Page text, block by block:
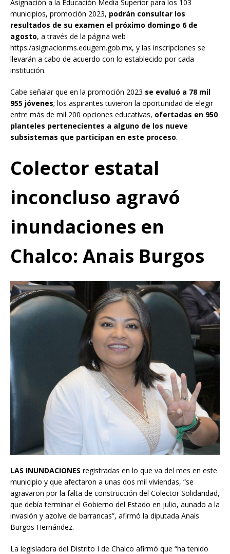
Asignación a la Educación Media Superior para los 103
municipios, promoción 2023, podrán consultar los
resultados de su examen el próximo domingo 6 de
agosto, a través de la página web
https:/asignacionms.edugem.gob.mx, y las inscripciones se
llevarán a cabo de acuerdo con lo establecido por cada
institución.
Cabe señalar que en la promoción 2023 se evaluó a 78 mil
955 jóvenes; los aspirantes tuvieron la oportunidad de elegir
entre más de mil 200 opciones educativas, ofertadas en 950
planteles pertenecientes a alguno de los nueve
subsistemas que participan en este proceso.
Colector estatal
inconcluso agravó
inundaciones en
Chalco: Anais Burgos
LAS INUNDACIONES registradas en lo que va del mes en este
municipio y que afectaron a unas dos mil viviendas, “se
agravaron por la falta de construcción del Colector Solidaridad,
que debía terminar el Gobierno del Estado en julio, aunado a la
invasión y azolve de barrancas”, afirmó la diputada Anais
Burgos Hernández.
La legisladora del Distrito I de Chalco afirmó que “ha tenido